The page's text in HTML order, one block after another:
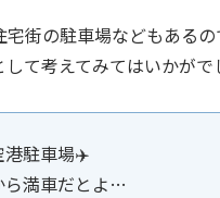
宅街の駐車場などもある
て考えてみてはいかがで
港駐車場✈️
ら満車だとよ…